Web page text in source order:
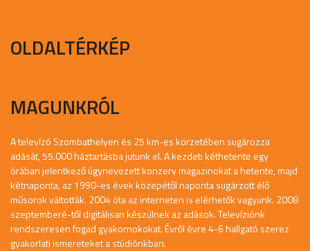
OLDALTÉRKÉP
MAGUNKRÓL
A televízó Szombathelyen és 25 km-es körzetében sugározza
adását, 55.000 háztartásba jutunk el. A kezdeti kéthetente egy
órában jelentkező úgynevezett konzerv magazinokat a hetente, majd
kétnaponta, az 1990-es évek közepétől naponta sugárzott élő
műsorok váltották. 2004 óta az interneten is elérhetők vagyunk. 2008
szeptemberé-től digitálisan készülnek az adások. Televíziónk
rendszeresen fogad gyakornokokat. Évről évre 4-6 hallgató szerez
gyakorlati ismereteket a stúdiónkban.